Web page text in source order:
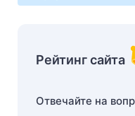
Рейтинг сайта
Отвечайте на